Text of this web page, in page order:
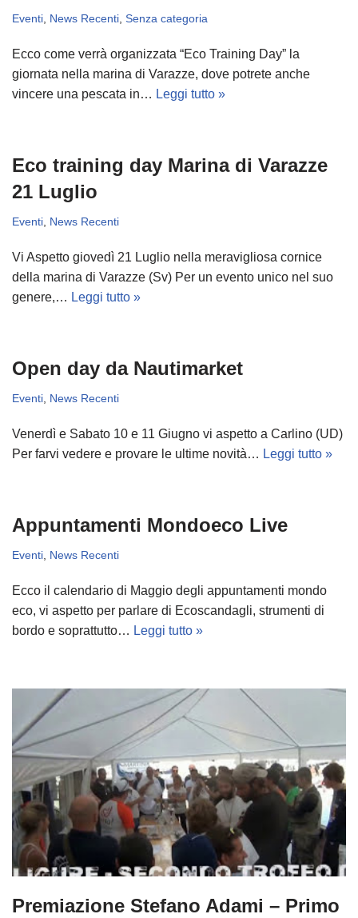
Eventi News Recenti Senza categoria
Ecco come verrà organizzata “Eco Training Day” la
giornata nella marina di Varazze, dove potrete anche
vincere una pescata in… Leggi tutto »
Eco training day Marina di Varazze
21 Luglio
Eventi News Recenti
Vi Aspetto giovedì 21 Luglio nella meravigliosa cornice
della marina di Varazze (Sv) Per un evento unico nel suo
genere,… Leggi tutto »
Open day da Nautimarket
Eventi News Recenti
Venerdì e Sabato 10 e 11 Giugno vi aspetto a Carlino (UD)
Per farvi vedere e provare le ultime novità… Leggi tutto »
Appuntamenti Mondoeco Live
Eventi News Recenti
Ecco il calendario di Maggio degli appuntamenti mondo
eco, vi aspetto per parlare di Ecoscandagli, strumenti di
bordo e soprattutto… Leggi tutto »
Premiazione Stefano Adami – Primo